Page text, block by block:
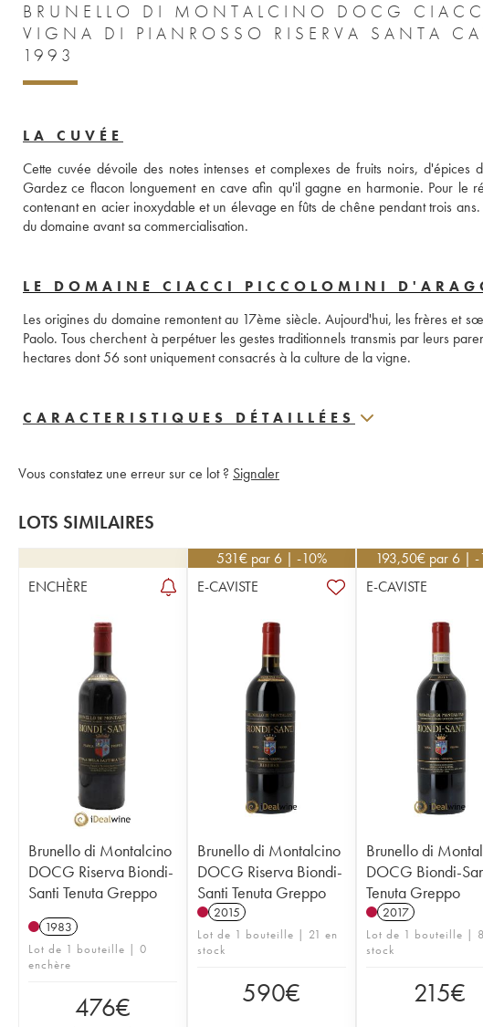
BRUNELLO DI MONTALCINO DOCG
VIGNA DI PIANROSSO RISERVA SANTA
1993
LA CUVÉE
Cette cuvée dévoile des notes intenses et complexes de fruits noirs, d'épices
Gardez ce flacon longuement en cave afin qu'il gagne en harmonie. Pour le
contenant en acier inoxydable et un élevage en fûts de chêne pendant trois
du domaine avant sa commercialisation.
LE DOMAINE CIACCI PICCOLOMINI
Les origines du domaine remontent au 17ème siècle. Aujourd'hui, les frères et
Paolo. Tous cherchent à perpétuer les gestes traditionnels transmis par leurs
CARACTERISTIQUES DÉTAILLÉES
Vous constatez une erreur sur ce lot ? Signaler
LOTS SIMILAIRES
ENCHÈRE
Brunello di Montalcino
DOCG Riserva Biondi-
Santi Tenuta Greppo
1983
Lot de 1 bouteille | 0
enchère
476€
531€ par 6 | -10%
E-CAVISTE
Brunello di Montalcino
DOCG Riserva Biondi-
Santi Tenuta Greppo
2015
Lot de 1 bouteille | 21 en
stock
590€
193,50€ par 6 | -
E-CAVISTE
Brunello di
DOCG Biondi-
Tenuta Greppo
2017
Lot de 1 bouteille |
stock
215€